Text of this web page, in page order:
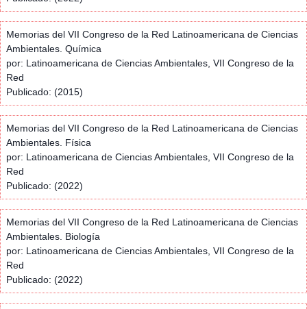
Memorias del VII Congreso de la Red Latinoamericana de Ciencias
Ambientales. Química
por: Latinoamericana de Ciencias Ambientales, VII Congreso de la
Red
Publicado: (2015)
Memorias del VII Congreso de la Red Latinoamericana de Ciencias
Ambientales. Física
por: Latinoamericana de Ciencias Ambientales, VII Congreso de la
Red
Publicado: (2022)
Memorias del VII Congreso de la Red Latinoamericana de Ciencias
Ambientales. Biología
por: Latinoamericana de Ciencias Ambientales, VII Congreso de la
Red
Publicado: (2022)